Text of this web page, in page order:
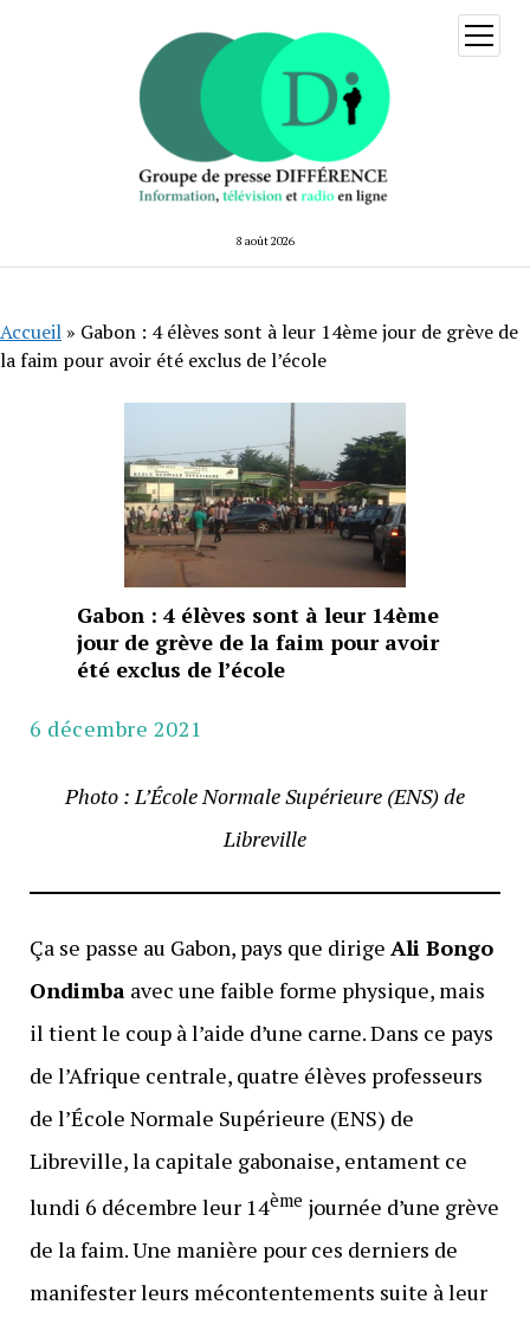
8 août 2026
ouvrir
menu
Accueil » Gabon : 4 élèves sont à leur 14ème jour de grève de
la faim pour avoir été exclus de l’école
Gabon : 4 élèves sont à leur 14ème
jour de grève de la faim pour avoir
été exclus de l’école
6 décembre 2021
Photo : L’École Normale Supérieure (ENS) de
Libreville
Ça se passe au Gabon, pays que dirige Ali Bongo
Ondimbaavec une faible forme physique, mais
il tient le coup à l’aide d’une carne. Dans ce pays
de l’Afrique centrale, quatre élèves professeurs
de l’École Normale Supérieure (ENS) de
Libreville, la capitale gabonaise, entament ce
lundi 6 décembre leur 14ème journée d’une grève
de la faim. Une manière pour ces derniers de
manifester leurs mécontentements suite à leur